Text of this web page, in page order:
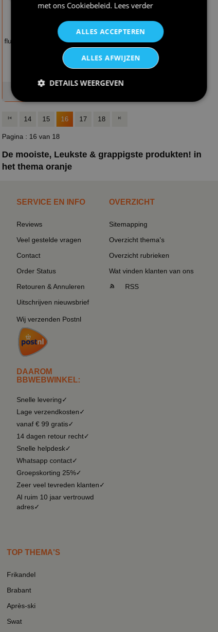
Pet reflecterend
fluorescerend oranje
€ 12,95
Pet vintage look
14 15 16 17 18
Pagina : 16 van 18
De mooiste, Leukste & grappigste produkten! in
het thema oranje
SERVICE EN INFO
Reviews
Veel gestelde vragen
Contact
Order Status
Retouren & Annuleren
Uitschrijven nieuwsbrief
Wij verzenden Postnl
DAAROM
BBWEBWINKEL:
Snelle levering✓
Lage verzendkosten✓
vanaf € 99 gratis✓
14 dagen retour recht✓
Snelle helpdesk✓
Whatsapp contact✓
Groepskorting 25%✓
Zeer veel tevreden klanten✓
Al ruim 10 jaar vertrouwd
adres✓
OVERZICHT
Sitemapping
Overzicht thema's
Overzicht rubrieken
Wat vinden klanten van ons
RSS
TOP THEMA'S
Frikandel
Brabant
Après-ski
Swat
met ons Cookiebeleid. Lees verder
ALLES ACCEPTEREN
ALLES AFWIJZEN
DETAILS WEERGEVEN